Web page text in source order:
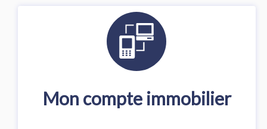
Mon compte immobilier